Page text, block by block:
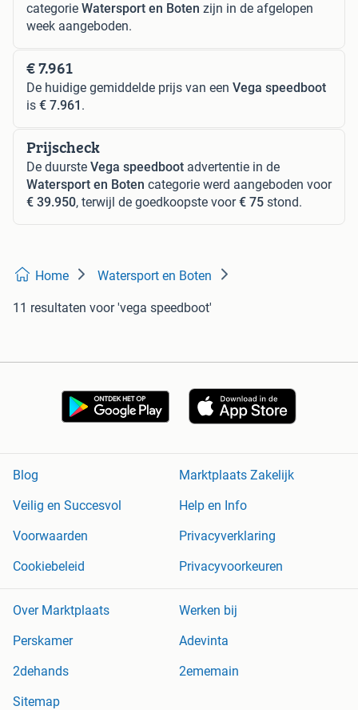
categorie Watersport en Boten zijn in de afgelopen
week aangeboden.
€ 7.961
De huidige gemiddelde prijs van een Vega speedboot
is € 7.961 .
Prijscheck
De duurste Vega speedboot advertentie in de
Watersport en Boten categorie werd aangeboden voor
€ 39.950, terwijl de goedkoopste voor€ 75 stond.
Home Watersport en Boten
11 resultaten voor 'vega speedboot'
Blog
Marktplaats Zakelijk
Veilig en Succesvol
Help en Info
Voorwaarden
Privacyverklaring
Cookiebeleid
Privacyvoorkeuren
Over Marktplaats
Werken bij
Perskamer
Adevinta
2dehands
2ememain
Sitemap